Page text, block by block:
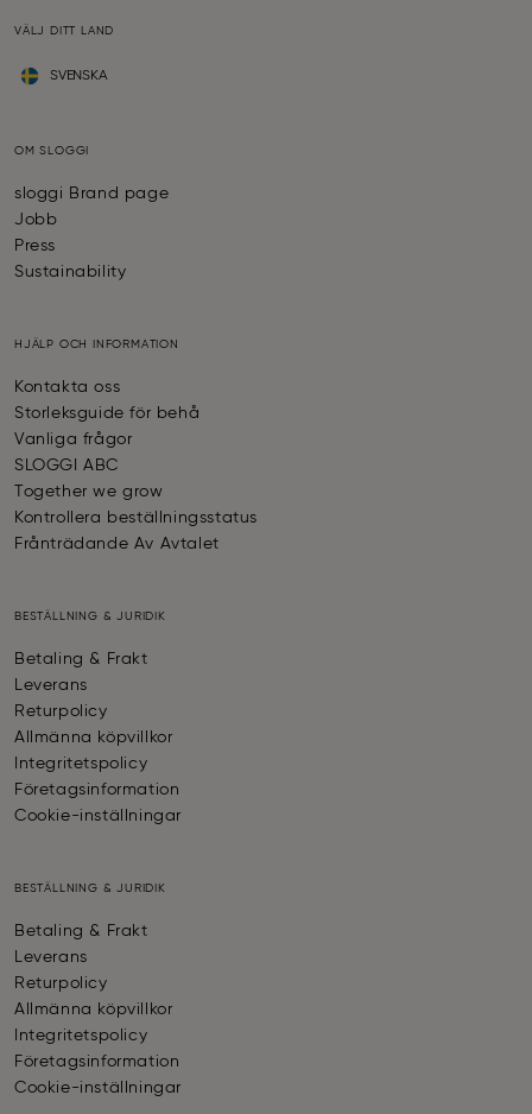
VÄLJ DITT LAND
SVENSKA
OM SLOGGI
sloggi Brand page
Jobb
Press
Sustainability
HJÄLP OCH INFORMATION
Kontakta oss
Storleksguide för behå
Vanliga frågor
SLOGGI ABC
Together we grow
Kontrollera beställningsstatus
Frånträdande Av Avtalet
BESTÄLLNING & JURIDIK
Betaling & Frakt
Leverans
Returpolicy
Allmänna köpvillkor
Integritetspolicy
Företagsinformation
Cookie-inställningar
BESTÄLLNING & JURIDIK
Betaling & Frakt
Leverans
Returpolicy
Allmänna köpvillkor
Integritetspolicy
Företagsinformation
Cookie-inställningar